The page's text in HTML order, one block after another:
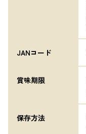
JANコード
賞味期限
保存方法